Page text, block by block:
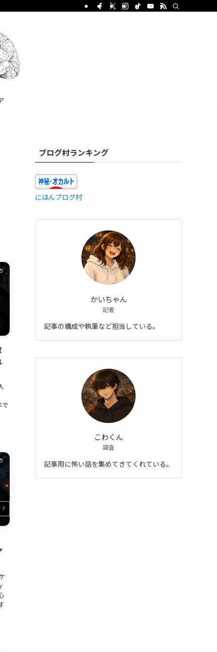
で
ブログ村ランキング
にほんブログ村
かいちゃん
記者
記事の構成や執筆など担当している。
こわくん
調査
記事用に怖い話を集めてきてくれている。